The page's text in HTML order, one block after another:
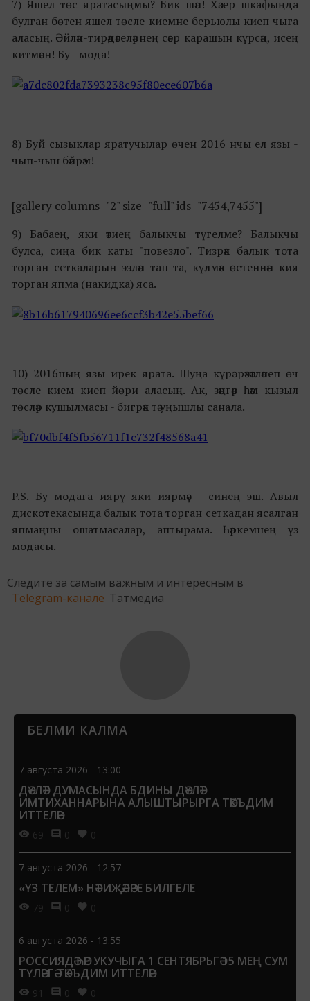
7) Яшел төс яратасыңмы? Бик шәп! Хәзер шкафыңда
булган бөтен яшел төсле киемне берьюлы киеп чыга
аласың. Әйлән-тирәдәгеләрнең сәер карашын күрсәң, исең
китмәен! Бу - мода!
8) Буй сызыклар яратучылар өчен 2016 нчы ел язы -
чып-чын бәйрәм!
[gallery columns="2" size="full" ids="7454,7455"]
9) Бабаең, яки әтиең балыкчы түгелме? Балыкчы
булса, сиңа бик каты "повезло". Тизрәк балык тота
торган сеткаларын эзләп тап та, күлмәк өстеннән кия
торган япма (накидка) яса.
10) 2016ның язы ирек ярата. Шуңа күрә рәхәтләнеп өч
төсле кием киеп йөри аласың. Ак, зәңгәр һәм кызыл
төсләр кушылмасы - бигрәк тә уңышлы санала.
P.S. Бу модага иярү яки иярмәү - синең эш. Авыл
дискотекасында балык тота торган сеткадан ясалган
япмаңны ошатмасалар, аптырама. Һәркемнең үз
модасы.
Следите за самым важным и интересным в
Telegram-канале Татмедиа
БЕЛМИ КАЛМА
7 августа 2026 - 13:00
ДӘҮЛӘТ ДУМАСЫНДА БДИНЫ ДӘҮЛӘТ
ИМТИХАННАРЫНА АЛЫШТЫРЫРГА ТӘКЪДИМ
ИТТЕЛӘР
69 0 0
7 августа 2026 - 12:57
«ҮЗ ТЕЛЕМ» НӘТИҖӘЛӘРЕ БИЛГЕЛЕ
79 0 0
6 августа 2026 - 13:55
РОССИЯДӘ ҺӘР УКУЧЫГА 1 СЕНТЯБРЬГӘ 15 МЕҢ СУМ
ТҮЛӘРГӘ ТӘКЪДИМ ИТТЕЛӘР
91 0 0